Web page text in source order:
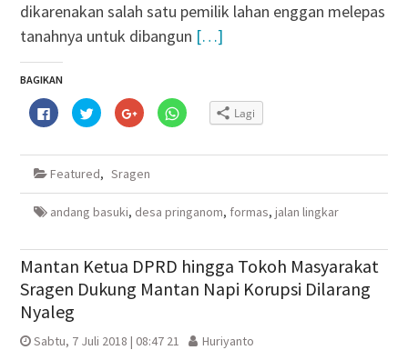
dikarenakan salah satu pemilik lahan enggan melepas
tanahnya untuk dibangun […]
BAGIKAN
Klik
untuk
membagikan
Facebook(Membuka
jendela
baru)
Klik
untuk
berbagi
Twitter(Membuka
jendela
baru)
Klik
untuk
berbagi
Google+
di
yang
baru)
Klik
untuk
WhatsApp(Membuka
baru)
Lagi
Featured, Sragen
andang basuki, desa pringanom, formas, jalan lingkar
Mantan Ketua DPRD hingga Tokoh Masyarakat
Sragen Dukung Mantan Napi Korupsi Dilarang
Nyaleg
Sabtu, 7 Juli 2018 | 08:47 21 Huriyanto